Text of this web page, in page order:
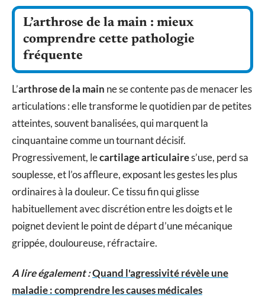
L’arthrose de la main : mieux
comprendre cette pathologie
fréquente
L’arthrose de la main ne se contente pas de menacer les
articulations : elle transforme le quotidien par de petites
atteintes, souvent banalisées, qui marquent la
cinquantaine comme un tournant décisif.
Progressivement, lecartilage articulaires’use, perd sa
souplesse, et l’os affleure, exposant les gestes les plus
ordinaires à la douleur. Ce tissu fin qui glisse
habituellement avec discrétion entre les doigts et le
poignet devient le point de départ d’une mécanique
grippée, douloureuse, réfractaire.
A lire également :Quand l'agressivité révèle une
maladie : comprendre les causes médicales